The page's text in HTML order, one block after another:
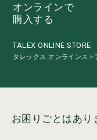
オンラインで
購入する
TALEX ONLINE STORE
タレックス オンラインスト
お困りごとはあり